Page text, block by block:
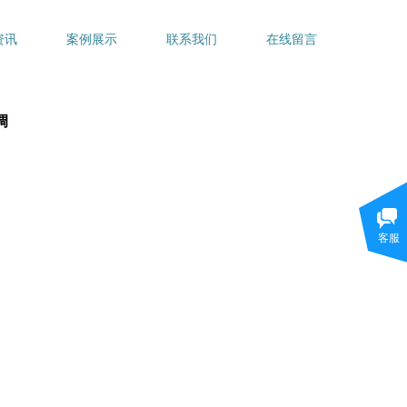
讯 案例展示 联系我们 在线留言
客服